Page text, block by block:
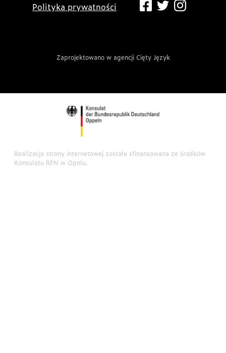
Polityka prywatności
Zaprojektowano w agencji Cięty Język
Realizacja strony internetowej została sfinansowana ze środków
Konsulatu RFN w Opolu.